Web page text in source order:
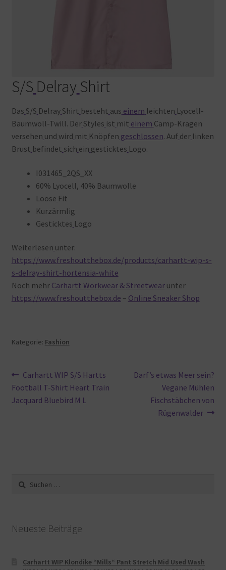
S/S Delray Shirt
Das S/S Delray Shirt besteht aus einem leichten Lyocell-
Baumwoll-Twill. Der Styles ist mit einem Camp-Kragen
versehen und wird mit Knöpfen geschlossen. Auf der linken
Brust befindet sich ein gesticktes Logo.
I031465_2QS_XX
60% Lyocell, 40% Baumwolle
Loose Fit
Kurzärmlig
Gesticktes Logo
Weiterlesen unter:
https://www.freshoutthebox.de/products/carhartt-wip-s-
s-delray-shirt-hortensia-white
Noch mehr Carhartt Workwear & Streetwearunter
https://www.freshoutthebox.de – Online Sneaker Shop
Kategorie: Fashion
Beitragsnavigation
Vorheriger
Beitrag:
Carhartt WIP S/S Hartts
Football T-Shirt Heart Train
Jacquard Bluebird M L
Nächster
Darf’s etwas Meer sein?
Vegane Mühlen
Fischstäbchen von
Rügenwalder
Suche
nach:
Neueste Beiträge
Carhartt WIP Klondike “Mills“ Pant Stretch Mid Used Wash